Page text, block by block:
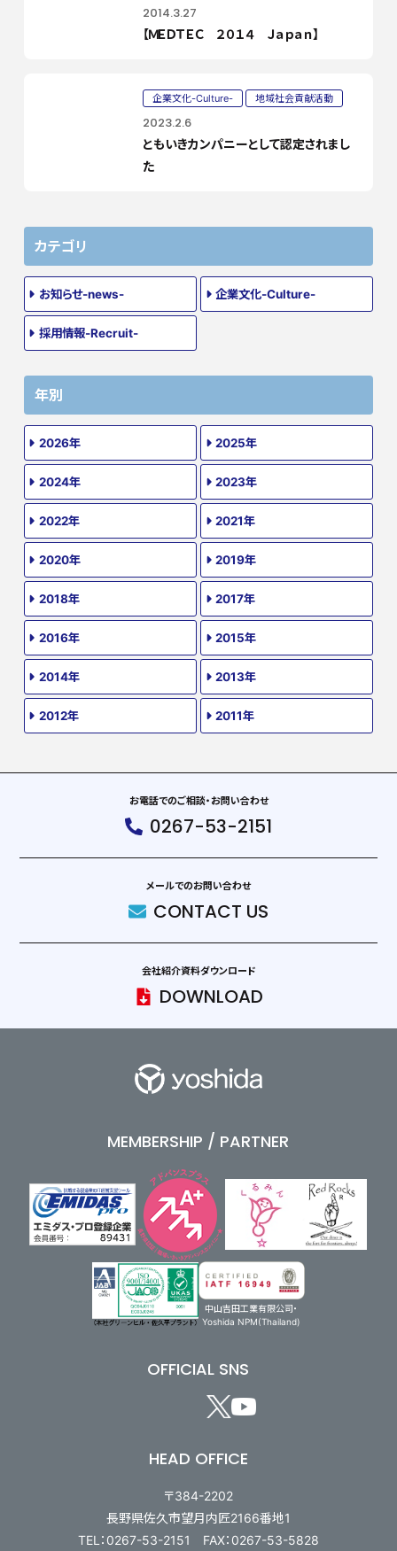
2014.3.27
【ＭＥＤＴＥＣ ２０１４ Ｊａｐａｎ】
企業文化-Culture- 地域社会貢献活動
2023.2.6
ともいきカンパニーとして認定されまし
た
カテゴリ
お知らせ-news- 企業文化-Culture-
採用情報-Recruit-
年別
2026年 2025年
2024年 2023年
2022年 2021年
2020年 2019年
2018年 2017年
2016年 2015年
2014年 2013年
2012年 2011年
お電話でのご相談・お問い合わせ
0267-53-2151
メールでのお問い合わせ
CONTACT US
会社紹介資料ダウンロード
DOWNLOAD
MEMBERSHIP / PARTNER
中山吉田工業有限公司・
Yoshida NPM(Thailand)
OFFICIAL SNS
HEAD OFFICE
〒384-2202
長野県佐久市望月内匠2166番地1
TEL：0267-53-2151 FAX：0267-53-5828